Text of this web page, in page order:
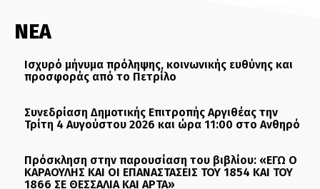
ΝΕΑ
Ισχυρό μήνυμα πρόληψης, κοινωνικής ευθύνης και
προσφοράς από το Πετρίλο
Συνεδρίαση Δημοτικής Επιτροπής Αργιθέας την
Τρίτη 4 Αυγούστου 2026 και ώρα 11:00 στο Ανθηρό
Πρόσκληση στην παρουσίαση του βιβλίου: «ΕΓΩ Ο
ΚΑΡΑΟΥΛΗΣ ΚΑΙ ΟΙ ΕΠΑΝΑΣΤΑΣΕΙΣ ΤΟΥ 1854 ΚΑΙ ΤΟΥ
1866 ΣΕ ΘΕΣΣΑΛΙΑ ΚΑΙ ΑΡΤΑ»